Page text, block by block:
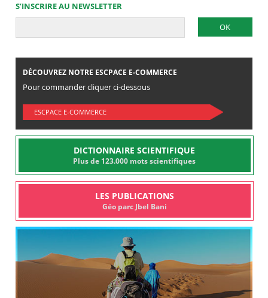
S’INSCRIRE AU NEWSLETTER
DÉCOUVREZ NOTRE ESCPACE E-COMMERCE
Pour commander cliquer ci-dessous
ESCPACE E-COMMERCE
DICTIONNAIRE SCIENTIFIQUE
Plus de 123.000 mots scientifiques
LES PUBLICATIONS
Géo parc Jbel Bani